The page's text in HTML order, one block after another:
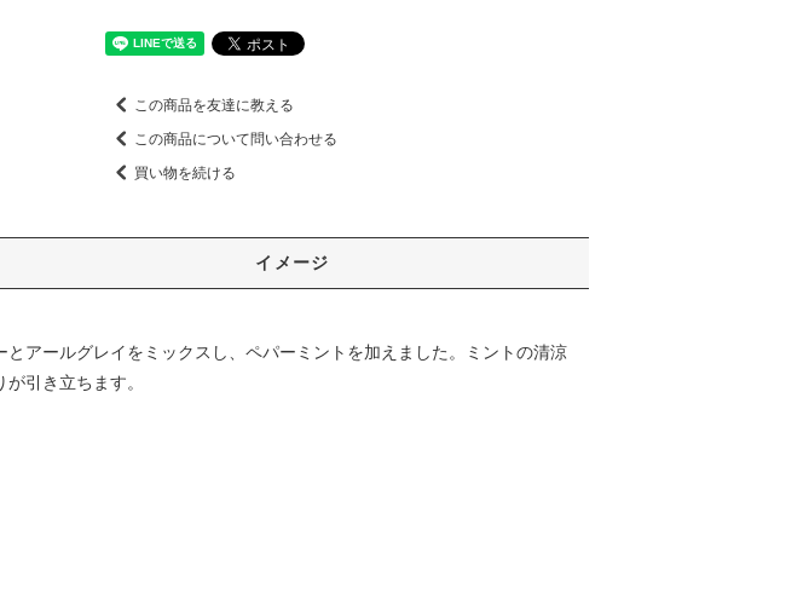
この商品を友達に教える
この商品について問い合わせる
買い物を続ける
イメージ
アールグレイをミックスし、ペパーミントを加えました。ミントの清涼
引き立ちます。